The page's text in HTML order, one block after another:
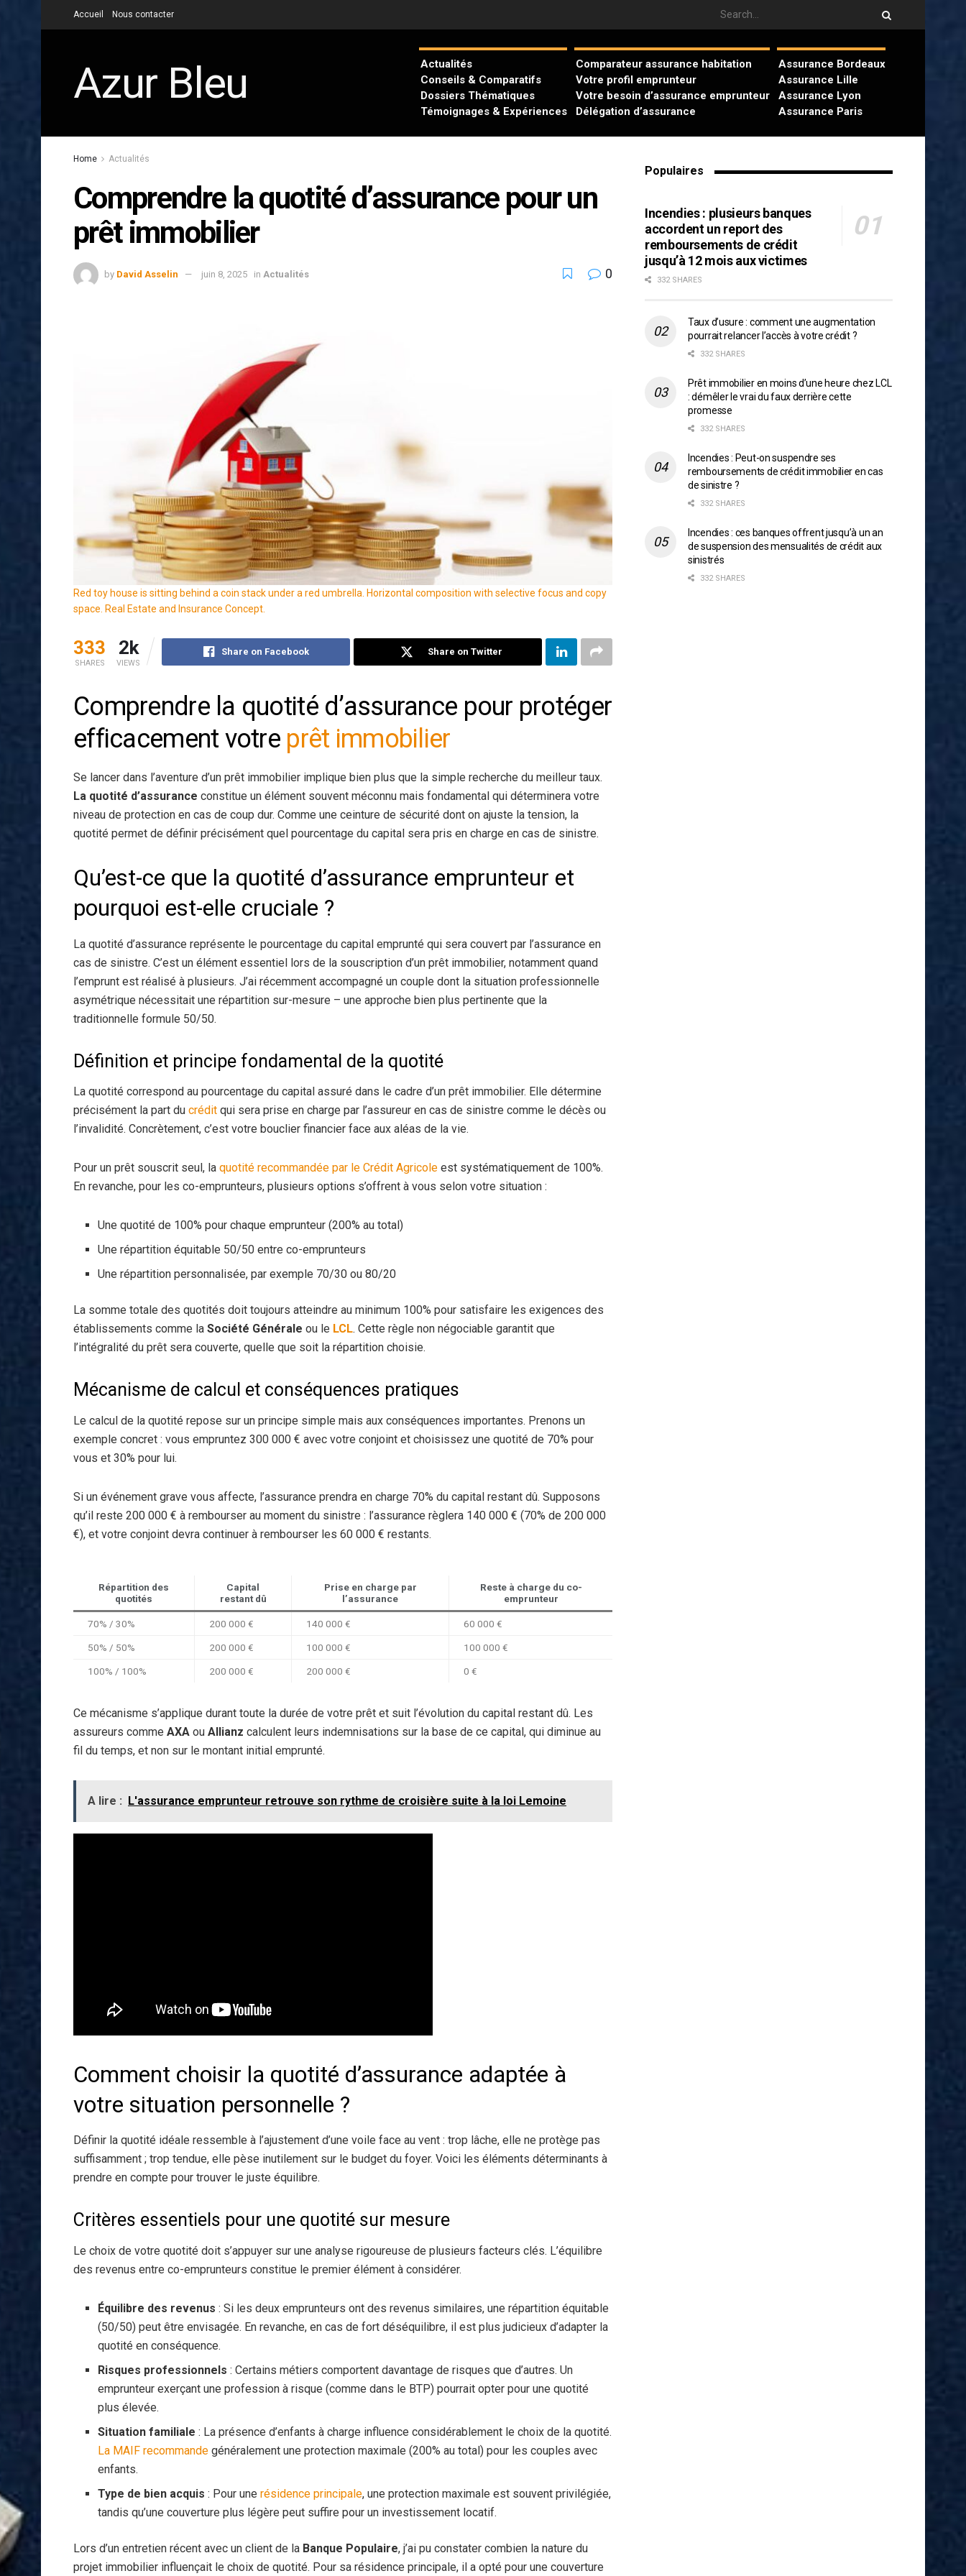
Accueil Nous contacter
Azur Bleu
Actualités
Conseils & Comparatifs
Dossiers Thématiques
Témoignages & Expériences
Comparateur assurance habitation
Votre profil emprunteur
Votre besoin d’assurance emprunteur
Délégation d’assurance
Assurance Bordeaux
Assurance Lille
Assurance Lyon
Assurance Paris
Home Actualités
Comprendre la quotité d’assurance pour un
prêt immobilier
by David Asselin juin 8, 2025 in Actualités 0
Red toy house is sitting behind a coin stack under a red umbrella. Horizontal composition with selective focus and copy
space. Real Estate and Insurance Concept.
333
SHARES
2k
VIEWS
Share on Facebook Share on Twitter
Comprendre la quotité d’assurance pour protéger
efficacement votre prêt immobilier
Se lancer dans l’aventure d’un prêt immobilier implique bien plus que la simple recherche du meilleur taux.
La quotité d’assurance constitue un élément souvent méconnu mais fondamental qui déterminera votre
niveau de protection en cas de coup dur. Comme une ceinture de sécurité dont on ajuste la tension, la
quotité permet de définir précisément quel pourcentage du capital sera pris en charge en cas de sinistre.
Qu’est-ce que la quotité d’assurance emprunteur et
pourquoi est-elle cruciale ?
La quotité d’assurance représente le pourcentage du capital emprunté qui sera couvert par l’assurance en
cas de sinistre. C’est un élément essentiel lors de la souscription d’un prêt immobilier, notamment quand
l’emprunt est réalisé à plusieurs. J’ai récemment accompagné un couple dont la situation professionnelle
asymétrique nécessitait une répartition sur-mesure – une approche bien plus pertinente que la
traditionnelle formule 50/50.
Définition et principe fondamental de la quotité
La quotité correspond au pourcentage du capital assuré dans le cadre d’un prêt immobilier. Elle détermine
précisément la part du crédit qui sera prise en charge par l’assureur en cas de sinistre comme le décès ou
l’invalidité. Concrètement, c’est votre bouclier financier face aux aléas de la vie.
Pour un prêt souscrit seul, la quotité recommandée par le Crédit Agricole est systématiquement de 100%.
En revanche, pour les co-emprunteurs, plusieurs options s’offrent à vous selon votre situation :
Une quotité de 100% pour chaque emprunteur (200% au total)
Une répartition équitable 50/50 entre co-emprunteurs
Une répartition personnalisée, par exemple 70/30 ou 80/20
La somme totale des quotités doit toujours atteindre au minimum 100% pour satisfaire les exigences des
établissements comme la Société Générale ou le LCL. Cette règle non négociable garantit que
l’intégralité du prêt sera couverte, quelle que soit la répartition choisie.
Mécanisme de calcul et conséquences pratiques
Le calcul de la quotité repose sur un principe simple mais aux conséquences importantes. Prenons un
exemple concret : vous empruntez 300 000 € avec votre conjoint et choisissez une quotité de 70% pour
vous et 30% pour lui.
Si un événement grave vous affecte, l’assurance prendra en charge 70% du capital restant dû. Supposons
qu’il reste 200 000 € à rembourser au moment du sinistre : l’assurance règlera 140 000 € (70% de 200 000
€), et votre conjoint devra continuer à rembourser les 60 000 € restants.
Répartition des
quotités
Capital
restant dû
Prise en charge par
l’assurance
Reste à charge du co-
emprunteur
70% / 30% 200 000 € 140 000 € 60 000 €
50% / 50% 200 000 € 100 000 € 100 000 €
100% / 100% 200 000 € 200 000 € 0 €
Ce mécanisme s’applique durant toute la durée de votre prêt et suit l’évolution du capital restant dû. Les
assureurs comme AXA ou Allianz calculent leurs indemnisations sur la base de ce capital, qui diminue au
fil du temps, et non sur le montant initial emprunté.
A lire : L'assurance emprunteur retrouve son rythme de croisière suite à la loi Lemoine
Comment choisir la quotité d’assurance adaptée à
votre situation personnelle ?
Définir la quotité idéale ressemble à l’ajustement d’une voile face au vent : trop lâche, elle ne protège pas
suffisamment ; trop tendue, elle pèse inutilement sur le budget du foyer. Voici les éléments déterminants à
prendre en compte pour trouver le juste équilibre.
Critères essentiels pour une quotité sur mesure
Le choix de votre quotité doit s’appuyer sur une analyse rigoureuse de plusieurs facteurs clés. L’équilibre
des revenus entre co-emprunteurs constitue le premier élément à considérer.
Équilibre des revenus : Si les deux emprunteurs ont des revenus similaires, une répartition équitable
(50/50) peut être envisagée. En revanche, en cas de fort déséquilibre, il est plus judicieux d’adapter la
quotité en conséquence.
Risques professionnels : Certains métiers comportent davantage de risques que d’autres. Un
emprunteur exerçant une profession à risque (comme dans le BTP) pourrait opter pour une quotité
plus élevée.
Situation familiale : La présence d’enfants à charge influence considérablement le choix de la quotité.
La MAIF recommande généralement une protection maximale (200% au total) pour les couples avec
enfants.
Type de bien acquis : Pour unerésidence principale, une protection maximale est souvent privilégiée,
tandis qu’une couverture plus légère peut suffire pour un investissement locatif.
Lors d’un entretien récent avec un client de la Banque Populaire, j’ai pu constater combien la nature du
projet immobilier influençait le choix de quotité. Pour sa résidence principale, il a opté pour une couverture
Populaires
Incendies : plusieurs banques
accordent un report des
remboursements de crédit
jusqu’à 12 mois aux victimes
332 SHARES
Taux d’usure : comment une augmentation
pourrait relancer l’accès à votre crédit ?
332 SHARES
Prêt immobilier en moins d’une heure chez LCL
: démêler le vrai du faux derrière cette
promesse
332 SHARES
Incendies : Peut-on suspendre ses
remboursements de crédit immobilier en cas
de sinistre ?
332 SHARES
Incendies : ces banques offrent jusqu’à un an
de suspension des mensualités de crédit aux
sinistrés
332 SHARES